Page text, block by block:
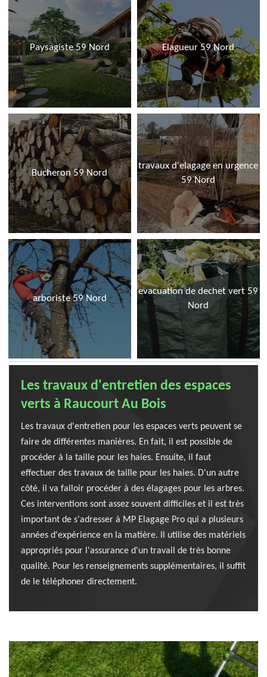
Paysagiste 59 Nord Elagueur 59 Nord
Bucheron 59 Nord
travaux d'elagage en urgence
59 Nord
arboriste 59 Nord
evacuation de dechet vert 59
Nord
Les travaux d'entretien des espaces
verts à Raucourt Au Bois
Les travaux d'entretien pour les espaces verts peuvent se
faire de différentes manières. En fait, il est possible de
procéder à la taille pour les haies. Ensuite, il faut
effectuer des travaux de taille pour les haies. D'un autre
côté, il va falloir procéder à des élagages pour les arbres.
Ces interventions sont assez souvent difficiles et il est très
important de s'adresser à MP Elagage Pro qui a plusieurs
années d'expérience en la matière. Il utilise des matériels
appropriés pour l'assurance d'un travail de très bonne
qualité. Pour les renseignements supplémentaires, il suffit
de le téléphoner directement.